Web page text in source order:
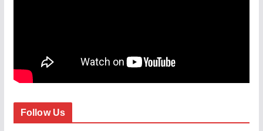
Follow Us